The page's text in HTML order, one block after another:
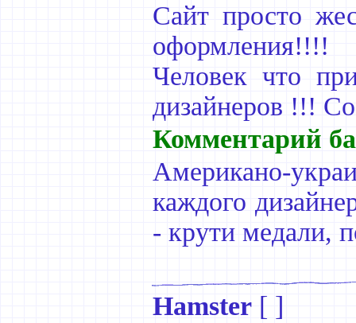
Сайт просто
оформления!!!!
Человек что
дизайнеров !!!
Комментарий
Американо-
каждого
- крути медали,
Hamster [ ]